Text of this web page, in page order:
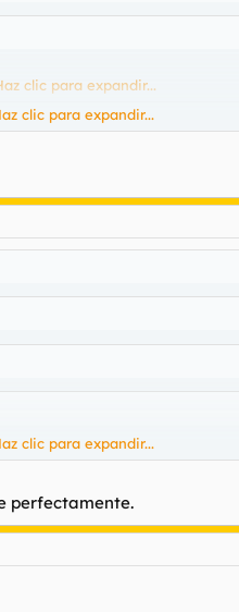
clic para expandir...
clic para expandir...
clic para expandir...
Haz clic para expandir...
clic para expandir...
perfectamente.